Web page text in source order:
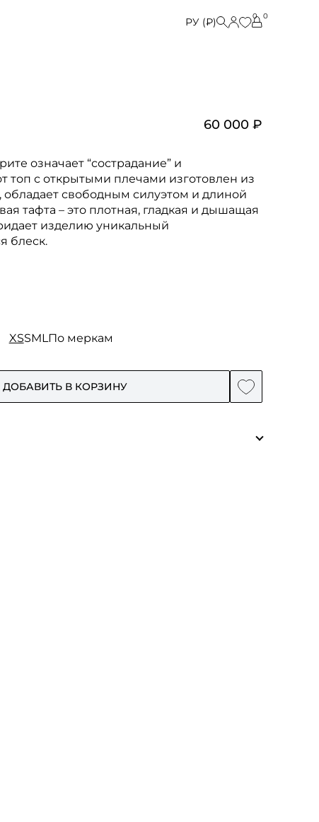
РУ (₽) 0 0
60 000 ₽
означает “сострадание” и
топ с открытыми плечами изготовлен из
свободным силуэтом и длиной
тафта – это плотная, гладкая и дышащая
изделию уникальный
блеск.
XSSMLПо меркам
ДОБАВИТЬ В КОРЗИНУ